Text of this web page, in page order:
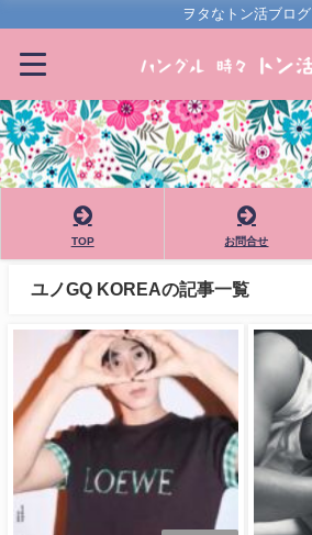
ヲタなトン活ブログ
TOP お問合せ
ユノGQ KOREAの記事一覧